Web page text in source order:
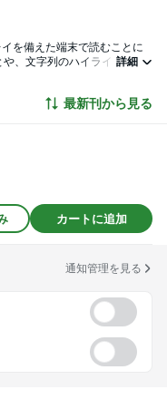
を備えた端末で読むことに
、文字列のハイライト、検
虫ですが、その暮らし方は
ります。あなたはどんなイ
詳細
最新刊から見る
カートに追加
通知管理を見る